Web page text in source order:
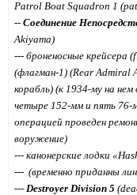
Patrol Boat Squadron 1
-- Соединение
Akiyama)
--- броненосные крейсера (
(флагман-1 ) (Rear Admiral
корабль) (к 1934-му на
четыре 152-мм и пять 76-
операцией проведен
воружение)
--- канонерские лодки «
--- (временно приданны
--- Destroyer Division 5